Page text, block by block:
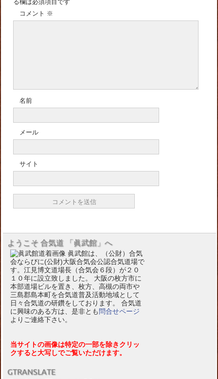
る欄は必須項目です
コメント ※
名前
メール
サイト
ようこそ 合気道 「眞武館」へ
眞武館は、（公財）合気
会ならびに(公財)大阪合気会公認合気道場で
す。江見博文道場長（合気会６段）が２０
１０年に設立致しました。 大阪の枚方市に
本部道場ビルを置き、枚方、高槻の両市や
三島郡島本町を合気道普及活動地域として
日々合気道の研鑽をしております。 合気道
に興味のある方は、是非とも 問合せページ
よりご連絡下さい。
当サイトの画像は特定の一部を除きクリッ
クすると大写しでご覧いただけます。
GTRANSLATE